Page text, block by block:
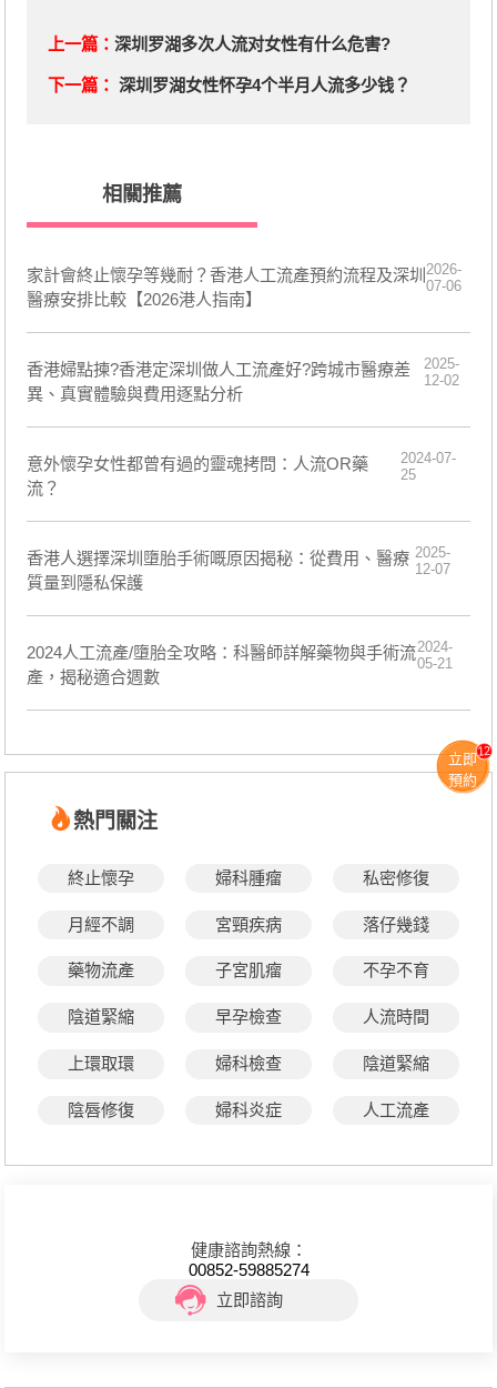
上一篇： 深圳罗湖多次人流对女性有什么危害?
下一篇： 深圳罗湖女性怀孕4个半月人流多少钱？
相關推薦
家計會終止懷孕等幾耐？香港人工流產預約流程及深圳
醫療安排比較【2026港人指南】
2026-
07-06
香港婦點揀?香港定深圳做人工流產好?跨城市醫療差
異、真實體驗與費用逐點分析
2025-
12-02
​意外懷孕女性都曾有過的靈魂拷問：人流OR藥
流？
2024-07-
25
香港人選擇深圳墮胎手術嘅原因揭秘：從費用、醫療
質量到隱私保護
2025-
12-07
​2024人工流產/墮胎全攻略：科醫師詳解藥物與手術流
產，揭秘適合週數
2024-
05-21
熱門關注
終止懷孕 婦科腫瘤 私密修復
月經不調 宮頸疾病 落仔幾錢
藥物流產 子宮肌瘤 不孕不育
陰道緊縮 早孕檢查 人流時間
上環取環 婦科檢查 陰道緊縮
陰唇修復 婦科炎症 人工流產
健康諮詢熱線：
00852-59885274
立即諮詢
立即
預約
12